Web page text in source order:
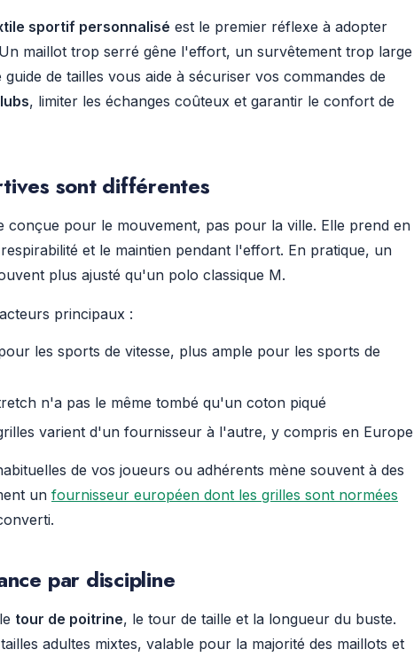
sportif personnalisé est le premier réflexe à adopter
maillot trop serré gêne l'effort, un survêtement trop large
de tailles vous aide à sécuriser vos commandes de
, limiter les échanges coûteux et garantir le confort de
sont différentes
conçue pour le mouvement, pas pour la ville. Elle prend en
et le maintien pendant l'effort. En pratique, un
plus ajusté qu'un polo classique M.
principaux :
les sports de vitesse, plus ample pour les sports de
n'a pas le même tombé qu'un coton piqué
varient d'un fournisseur à l'autre, y compris en Europe
de vos joueurs ou adhérents mène souvent à des
un fournisseur européen dont les grilles sont normées
par discipline
tour de poitrine, le tour de taille et la longueur du buste.
adultes mixtes, valable pour la majorité des maillots et